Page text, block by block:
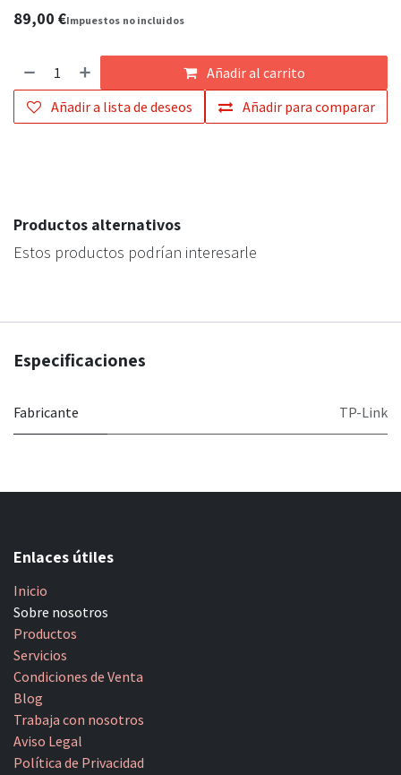
89,00 €Impuestos no incluidos
Añadir al carrito
Añadir para comparar
Añadir a lista de deseos
Productos alternativos
Estos productos podrían interesarle
Especificaciones
Fabricante TP-Link
Enlaces útiles
Inicio
Sobre nosotros
Productos
Servicios
Condiciones de Venta
Blog
Trabaja con nosotros
Aviso Legal
Política de Privacidad